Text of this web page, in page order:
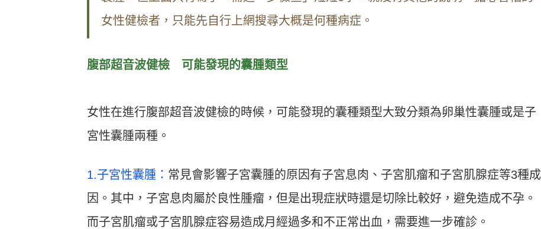
女性健檢者，只能先自行上網搜尋大概是何種病症。
腹部超音波健檢 可能發現的囊腫類型
女性在進行腹部超音波健檢的時候，可能發現的囊種類型大致分類為卵巢性囊腫或是子
宮性囊腫兩種。
1.子宮性囊腫： 常見會影響子宮囊腫的原因有子宮息肉、子宮肌瘤和子宮肌腺症等3種成
因。其中，子宮息肉屬於良性腫瘤，但是出現症狀時還是切除比較好，避免造成不孕。
而子宮肌瘤或子宮肌腺症容易造成月經過多和不正常出血，需要進一步確診。